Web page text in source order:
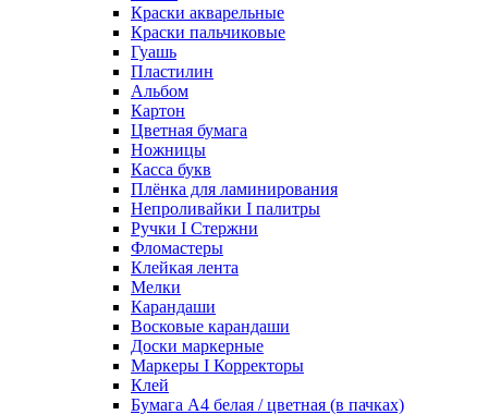
Краски акварельные
Краски пальчиковые
Гуашь
Пластилин
Альбом
Картон
Цветная бумага
Ножницы
Касса букв
Плёнка для ламинирования
Непроливайки I палитры
Ручки I Стержни
Фломастеры
Клейкая лента
Мелки
Карандаши
Восковые карандаши
Доски маркерные
Маркеры I Корректоры
Клей
Бумага А4 белая / цветная (в пачках)